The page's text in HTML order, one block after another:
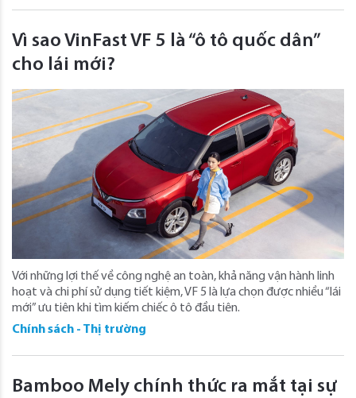
Vì sao VinFast VF 5 là “ô tô quốc dân”
cho lái mới?
Với những lợi thế về công nghệ an toàn, khả năng vận hành linh
hoạt và chi phí sử dụng tiết kiệm, VF 5 là lựa chọn được nhiều “lái
mới” ưu tiên khi tìm kiếm chiếc ô tô đầu tiên.
Chính sách - Thị trường
Bamboo Mely chính thức ra mắt tại sự